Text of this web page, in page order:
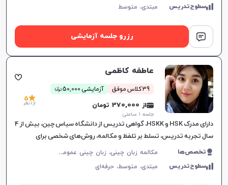
سطوح‌تدریس
مبتدی، متوسط
رزرو جلسه آزمایشی
عاطفه کاظمی
39 کلاس موفق آزمایشی 50,000 توما
ن
از 370,000 تومان
جلسه ۱ ساعتی
5
از 1 نظر
دارای مدرک HSK و HSKK، گواهی تدریس از دانشگاه سیاس چین، بیش از 4
سال تجربه تدریس، تسلط بر تلفظ و مکالمه، روش‌های شخصی برای
تقویت مهارت‌های زبانی.
تخصص‌ها م
کالمه زبان چینی، زبان چینی عمومی، زبان چینی کودکان
سطوح‌تدریس مبتدی، متوسط،حرفه‌ای